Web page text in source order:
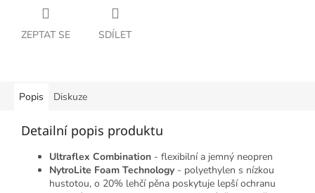
ZEPTAT SE SDÍLET
Popis Diskuze
Detailní popis produktu
Ultraflex Combination - flexibilní a jemný neopren
NytroLite Foam Technology - polyethylen s nízkou
hustotou, o 20% lehčí pěna poskytuje lepší ochranu